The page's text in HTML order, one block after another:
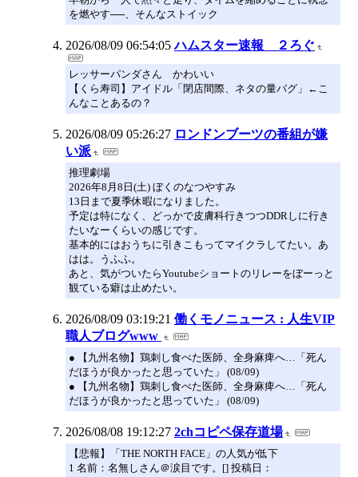
を燃やす──、そんなストイック
2026/08/09 06:54:05 ハムスター速報 ２ろぐ
レッサーパンダさん かわいい
【くら寿司】アイドル「閉店間際、ネタの量バグ」←こ
んなことあるの？
2026/08/09 05:26:27 ロンドンブーツの番組が嫌
い派
推理劇場
2026年8月8日(土) ぼくのなつやすみ
13日まで夏季休暇になりました。
予定は特になく、どっかで皮膚科行きつつDDRしに行き
たいなーくらいの感じです。
基本的にはおうちに引きこもってマイクラしてたい。あ
はは。うふふ。
あと、気がついたらYoutubeショートのリレーをぼーっと
観ている癖は止めたい。
2026/08/09 03:19:21 働くモノニュース : 人生VIP
職人ブログwww
● 【九州名物】鶏刺し食べた医師、全身麻痺へ…「死ん
だほうが良かったと思っていた」 (08/09)
● 【九州名物】鶏刺し食べた医師、全身麻痺へ…「死ん
だほうが良かったと思っていた」 (08/09)
2026/08/08 19:12:27 2chコピペ保存道場
【悲報】「THE NORTH FACE」の人気が低下
1 名前：名無しさん＠涙目です。[] 投稿日：